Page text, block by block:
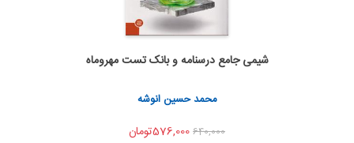
اضافه به سبد خرید
اشتراک گذاری
شیمی جامع درسنامه و بانک تست مهروماه
محمد حسین انوشه
640,000